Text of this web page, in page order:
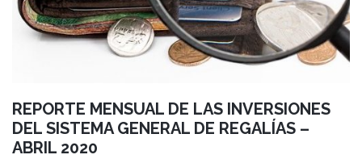
REPORTE MENSUAL DE LAS INVERSIONES
DEL SISTEMA GENERAL DE REGALÍAS –
ABRIL 2020